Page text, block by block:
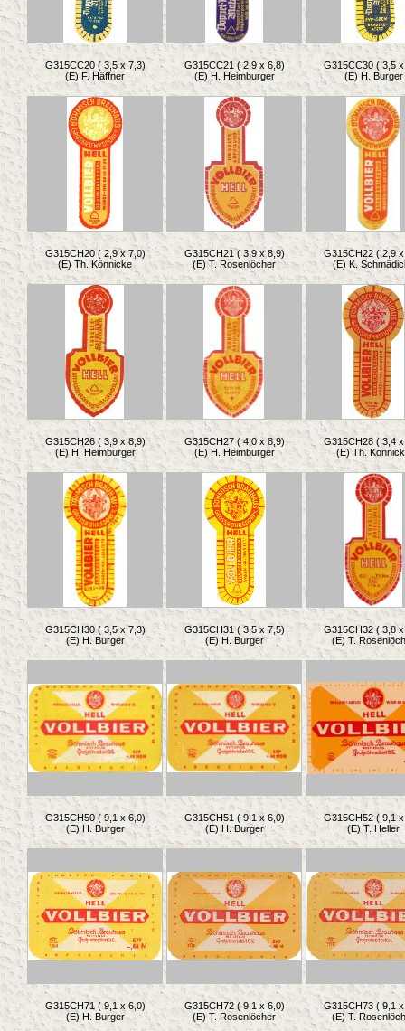
G315CC20 ( 3,5 x 7,3)
(E) F. Häffner
G315CC21 ( 2,9 x 6,8)
(E) H. Heimburger
G315CC30 ( 3,5
(E) H. Burger
G315CH20 ( 2,9 x 7,0)
(E) Th. Könnicke
G315CH21 ( 3,9 x 8,9)
(E) T. Rosenlöcher
G315CH22 ( 2,9
(E) K.
G315CH26 ( 3,9 x 8,9)
(E) H. Heimburger
G315CH27 ( 4,0 x 8,9)
(E) H. Heimburger
G315CH28 ( 3,4
(E) Th.
G315CH30 ( 3,5 x 7,3)
(E) H. Burger
G315CH31 ( 3,5 x 7,5)
(E) H. Burger
G315CH32 ( 3,8
(E) T.
G315CH50 ( 9,1 x 6,0)
(E) H. Burger
G315CH51 ( 9,1 x 6,0)
(E) H. Burger
G315CH52 ( 9,1
(E) T. Heller
G315CH71 ( 9,1 x 6,0)
(E) H. Burger
G315CH72 ( 9,1 x 6,0)
(E) T. Rosenlöcher
G315CH73 ( 9,1
(E) T.